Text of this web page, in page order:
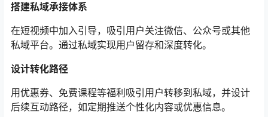
搭建私域承接体系
在短视频中加入引导，吸引用户关注微信、公众号或其他
私域平台。通过私域实现用户留存和深度转化。
设计转化路径
用优惠券、免费课程等福利吸引用户转移到私域，并设计
后续互动路径，如定期推送个性化内容或优惠信息。